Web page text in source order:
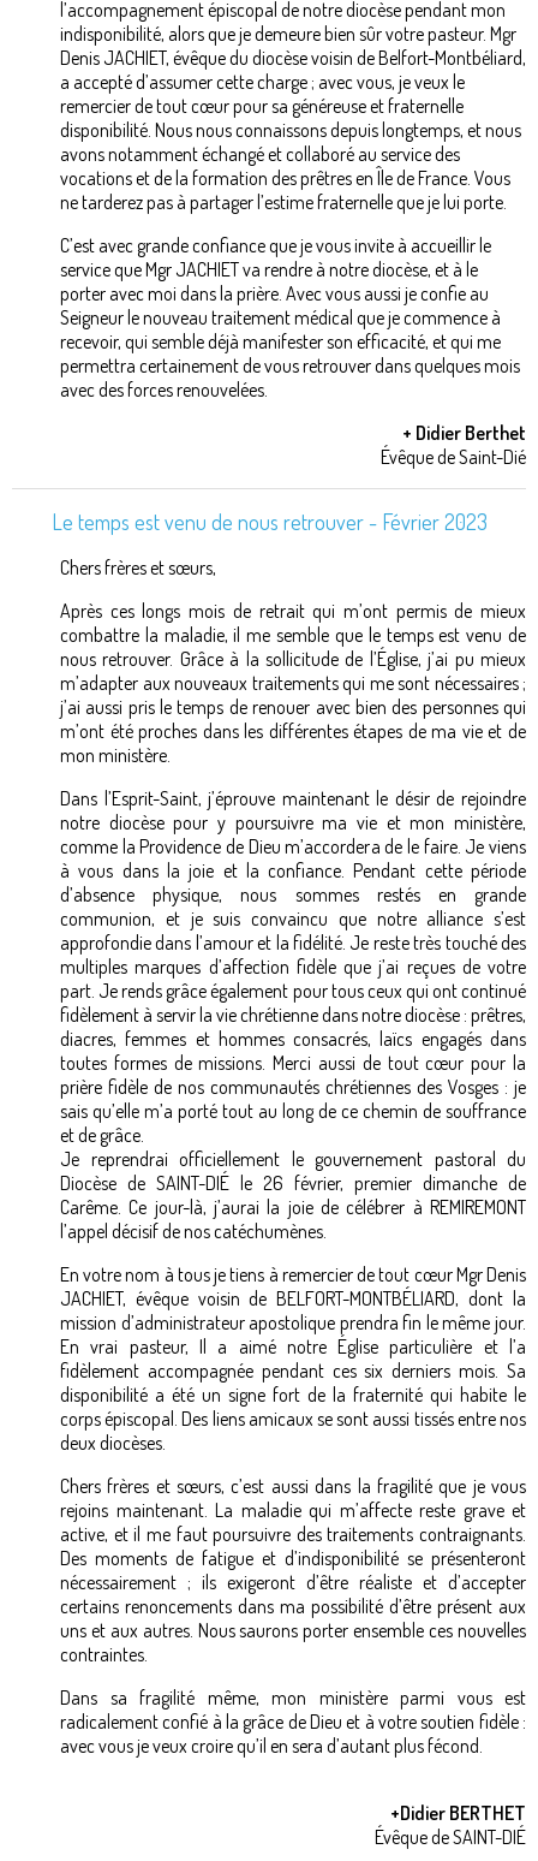
l’accompagnement épiscopal de notre diocèse pendant mon
indisponibilité, alors que je demeure bien sûr votre pasteur. Mgr
Denis JACHIET, évêque du diocèse voisin de Belfort-Montbéliard,
a accepté d’assumer cette charge ; avec vous, je veux le
remercier de tout cœur pour sa généreuse et fraternelle
disponibilité. Nous nous connaissons depuis longtemps, et nous
avons notamment échangé et collaboré au service des
vocations et de la formation des prêtres en Île de France. Vous
ne tarderez pas à partager l’estime fraternelle que je lui porte.
C’est avec grande confiance que je vous invite à accueillir le
service que Mgr JACHIET va rendre à notre diocèse, et à le
porter avec moi dans la prière. Avec vous aussi je confie au
Seigneur le nouveau traitement médical que je commence à
recevoir, qui semble déjà manifester son efficacité, et qui me
permettra certainement de vous retrouver dans quelques mois
avec des forces renouvelées.
+ Didier Berthet
Évêque de Saint-Dié
Le temps est venu de nous retrouver - Février 2023
Chers frères et sœurs,
Après ces longs mois de retrait qui m’ont permis de mieux
combattre la maladie, il me semble que le temps est venu de
nous retrouver. Grâce à la sollicitude de l’Église, j’ai pu mieux
m’adapter aux nouveaux traitements qui me sont nécessaires ;
j’ai aussi pris le temps de renouer avec bien des personnes qui
m’ont été proches dans les différentes étapes de ma vie et de
mon ministère.
Dans l’Esprit-Saint, j’éprouve maintenant le désir de rejoindre
notre diocèse pour y poursuivre ma vie et mon ministère,
comme la Providence de Dieu m’accordera de le faire. Je viens
à vous dans la joie et la confiance. Pendant cette période
d’absence physique, nous sommes restés en grande
communion, et je suis convaincu que notre alliance s’est
approfondie dans l’amour et la fidélité. Je reste très touché des
multiples marques d’affection fidèle que j’ai reçues de votre
part. Je rends grâce également pour tous ceux qui ont continué
fidèlement à servir la vie chrétienne dans notre diocèse : prêtres,
diacres, femmes et hommes consacrés, laïcs engagés dans
toutes formes de missions. Merci aussi de tout cœur pour la
prière fidèle de nos communautés chrétiennes des Vosges : je
sais qu’elle m’a porté tout au long de ce chemin de souffrance
et de grâce.
Je reprendrai officiellement le gouvernement pastoral du
Diocèse de SAINT-DIÉ le 26 février, premier dimanche de
Carême. Ce jour-là, j’aurai la joie de célébrer à REMIREMONT
l’appel décisif de nos catéchumènes.
En votre nom à tous je tiens à remercier de tout cœur Mgr Denis
JACHIET, évêque voisin de BELFORT-MONTBÉLIARD, dont la
mission d’administrateur apostolique prendra fin le même jour.
En vrai pasteur, Il a aimé notre Église particulière et l’a
fidèlement accompagnée pendant ces six derniers mois. Sa
disponibilité a été un signe fort de la fraternité qui habite le
corps épiscopal. Des liens amicaux se sont aussi tissés entre nos
deux diocèses.
Chers frères et sœurs, c’est aussi dans la fragilité que je vous
rejoins maintenant. La maladie qui m’affecte reste grave et
active, et il me faut poursuivre des traitements contraignants.
Des moments de fatigue et d’indisponibilité se présenteront
nécessairement ; ils exigeront d’être réaliste et d’accepter
certains renoncements dans ma possibilité d’être présent aux
uns et aux autres. Nous saurons porter ensemble ces nouvelles
contraintes.
Dans sa fragilité même, mon ministère parmi vous est
radicalement confié à la grâce de Dieu et à votre soutien fidèle :
avec vous je veux croire qu’il en sera d’autant plus fécond.
+Didier BERTHET
Évêque de SAINT-DIÉ